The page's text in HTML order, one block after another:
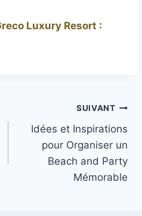
Luxury Resort :
SUIVANT
Idées et Inspirations
pour Organiser un
Beach and Party
Mémorable